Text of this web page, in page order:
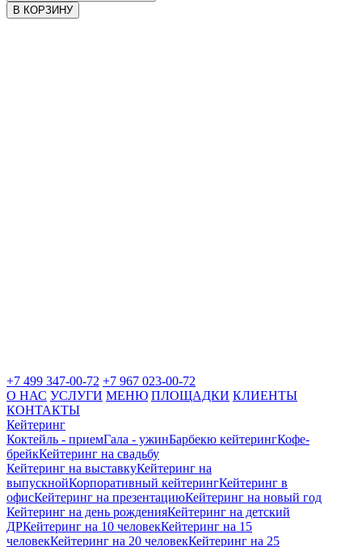
В КОРЗИНУ
+7 499 347-00-72 +7 967 023-00-72
О НАС УСЛУГИ МЕНЮ ПЛОЩАДКИ КЛИЕНТЫ
КОНТАКТЫ
Кейтеринг
Коктейль - приемГала - ужинБарбекю кейтерингКофе-
брейкКейтеринг на свадьбу
Кейтеринг на выставкуКейтеринг на
выпускнойКорпоративный кейтерингКейтеринг в
офисКейтеринг на презентациюКейтеринг на новый год
Кейтеринг на день рожденияКейтеринг на детский
ДРКейтеринг на 10 человекКейтеринг на 15
человекКейтеринг на 20 человекКейтеринг на 25